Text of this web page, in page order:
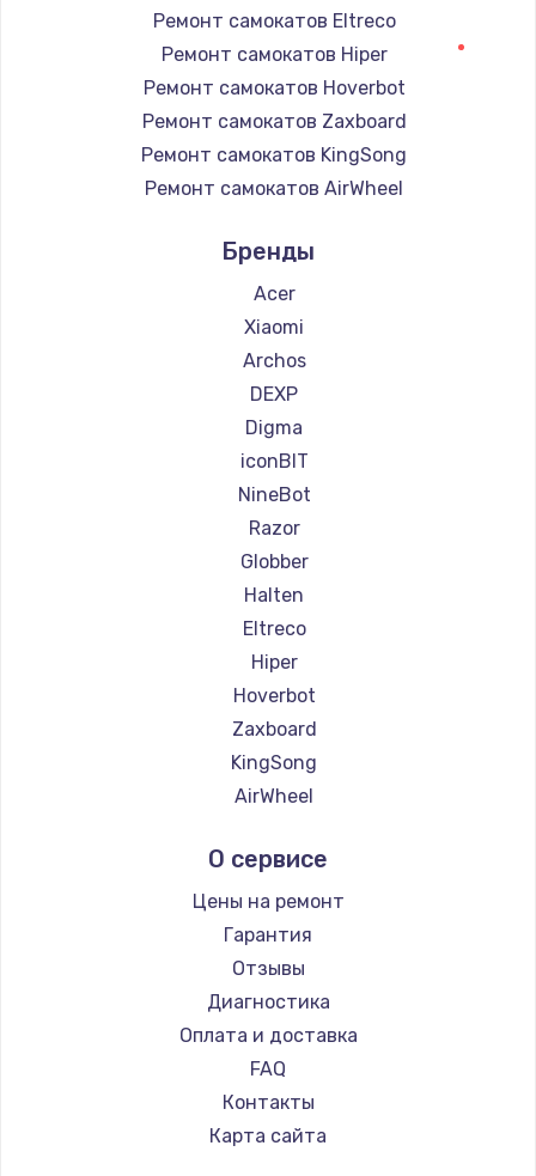
Ремонт самокатов Eltreco
Ремонт самокатов Hiper
Ремонт самокатов Hoverbot
Ремонт самокатов Zaxboard
Ремонт самокатов KingSong
Ремонт самокатов AirWheel
Ремонт самокатов Hunter
Ремонт самокатов Shorner
Ремонт самокатов Joyor
Ремонт самокатов Minimotors
Ремонт самокатов Bork
Ремонт самокатов Segway
Ремонт самокатов KIRIN
Бренды
Acer
Xiaomi
Archos
DEXP
Digma
iconBIT
NineBot
Razor
Globber
Halten
Eltreco
Hiper
Hoverbot
Zaxboard
KingSong
AirWheel
Hunter
Shorner
Joyor
Minimotors
Bork
Segway
KIRIN
О сервисе
Цены на ремонт
Гарантия
Отзывы
Диагностика
Оплата и доставка
FAQ
Контакты
Карта сайта